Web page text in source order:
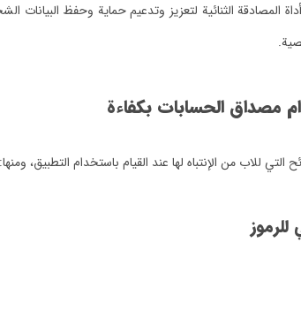
المصادقة الثنائية لتعزيز وتدعيم حماية وحفظ البيانات
مصداق الحسابات بكفاءة
التي للاب من الإنتباه لها عند القيام باستخدام التطبيق،
للرموز